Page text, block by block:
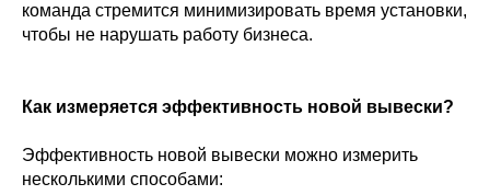
команда стремится минимизировать время установки,
чтобы не нарушать работу бизнеса.
Как измеряется эффективность новой вывески?
Эффективность новой вывески можно измерить
несколькими способами: